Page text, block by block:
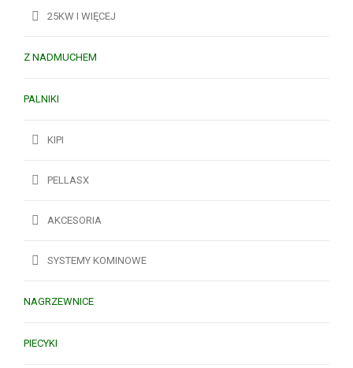
25KW I WIĘCEJ
Z NADMUCHEM
PALNIKI
KIPI
PELLASX
AKCESORIA
SYSTEMY KOMINOWE
NAGRZEWNICE
PIECYKI